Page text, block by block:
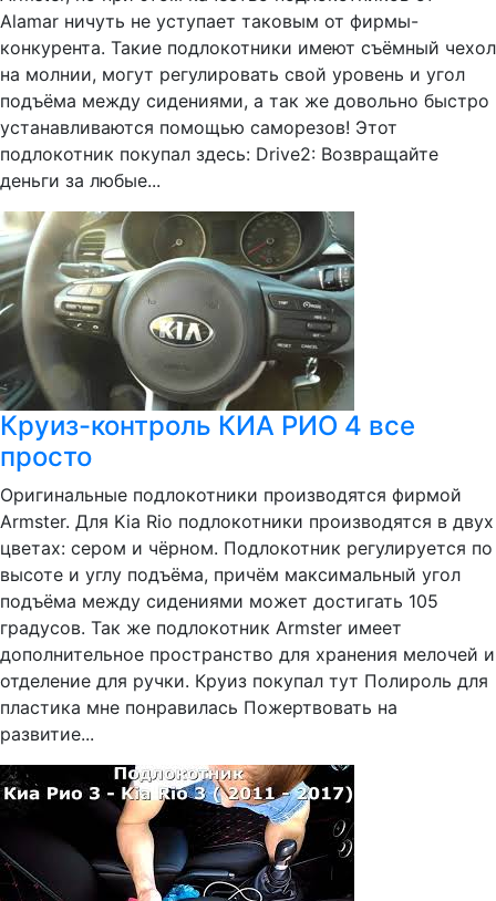
Alamar ничуть не уступает таковым от фирмы-
конкурента. Такие подлокотники имеют съёмный чехол
на молнии, могут регулировать свой уровень и угол
подъёма между сидениями, а так же довольно быстро
устанавливаются помощью саморезов! Этот
подлокотник покупал здесь: Drive2: Возвращайте
деньги за любые...
Круиз-контроль КИА РИО 4 все
просто
Оригинальные подлокотники производятся фирмой
Armster. Для Kia Rio подлокотники производятся в двух
цветах: сером и чёрном. Подлокотник регулируется по
высоте и углу подъёма, причём максимальный угол
подъёма между сидениями может достигать 105
градусов. Так же подлокотник Armster имеет
дополнительное пространство для хранения мелочей и
отделение для ручки. Круиз покупал тут Полироль для
пластика мне понравилась Пожертвовать на
развитие...